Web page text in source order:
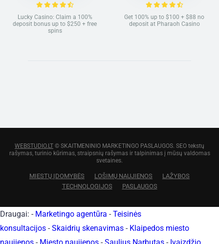
Lucky Casino: Claim a 100%
deposit bonus up to $250 + free
spins
Get 100% up to $100 + $88 no
deposit at Pharaoh Casino
WEBSTUDIO.LT © SKAITMENINIO MARKETINGO PASLAUGOS. SEO tekstų
rašymas, turinio kūrimas, straipsnių rašymas ir talpinimas į mūsų valdomas
svetaines.
MIESTŲ ĮDOMYBĖS LOŠIMŲ NAUJIENOS
LAŽYBOS
TECHNOLOGIJOS
PASLAUGOS
Draugai: - Marketingo agentūra - Teisinės
konsultacijos - Skaidrių skenavimas - Klaipedos miesto